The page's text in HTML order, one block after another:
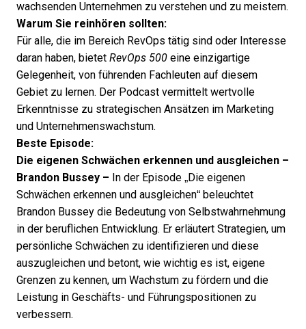
wachsenden Unternehmen zu verstehen und zu meistern.
Warum Sie reinhören sollten:
Für alle, die im Bereich RevOps tätig sind oder Interesse
daran haben, bietet RevOps 500 eine einzigartige
Gelegenheit, von führenden Fachleuten auf diesem
Gebiet zu lernen. Der Podcast vermittelt wertvolle
Erkenntnisse zu strategischen Ansätzen im Marketing
und Unternehmenswachstum.
Beste Episode:
Die eigenen Schwächen erkennen und ausgleichen –
Brandon Bussey – In der Episode „Die eigenen
Schwächen erkennen und ausgleichen“ beleuchtet
Brandon Bussey die Bedeutung von Selbstwahrnehmung
in der beruflichen Entwicklung. Er erläutert Strategien, um
persönliche Schwächen zu identifizieren und diese
auszugleichen und betont, wie wichtig es ist, eigene
Grenzen zu kennen, um Wachstum zu fördern und die
Leistung in Geschäfts- und Führungspositionen zu
verbessern.